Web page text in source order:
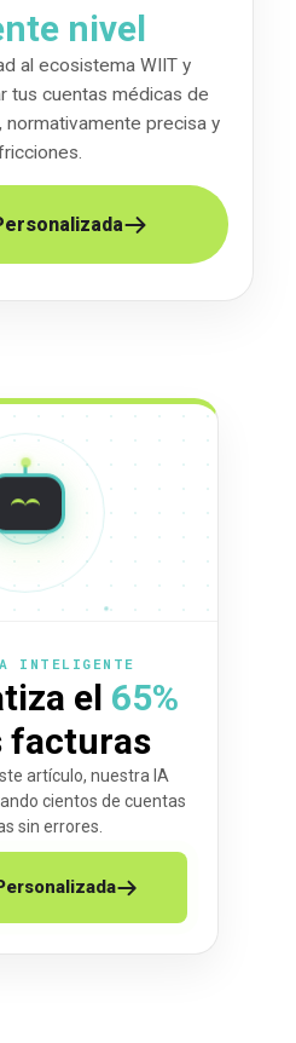
nivel
al ecosistema WIIT y
tus cuentas médicas de
precisa y
INTELIGENTE
el 65%
facturas
artículo, nuestra IA
cientos de cuentas
sin errores.